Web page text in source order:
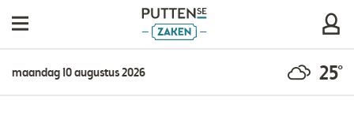
maandag 10 augustus 2026 25°